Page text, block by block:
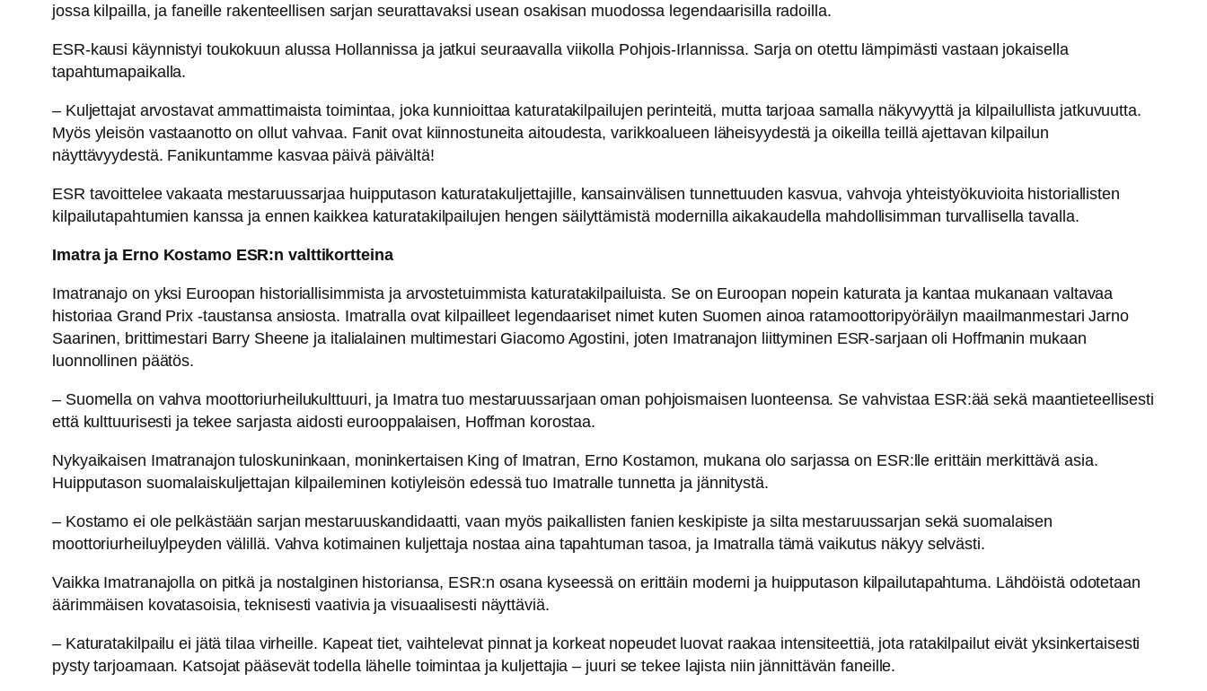
jossa kilpailla, ja faneille rakenteellisen sarjan seurattavaksi usean osakisan muodossa legendaarisilla radoilla.
ESR-kausi käynnistyi toukokuun alussa Hollannissa ja jatkui seuraavalla viikolla Pohjois-Irlannissa. Sarja on otettu lämpimästi vastaan jokaisella
tapahtumapaikalla.
– Kuljettajat arvostavat ammattimaista toimintaa, joka kunnioittaa katuratakilpailujen perinteitä, mutta tarjoaa samalla näkyvyyttä ja kilpailullista jatkuvuutta.
Myös yleisön vastaanotto on ollut vahvaa. Fanit ovat kiinnostuneita aitoudesta, varikkoalueen läheisyydestä ja oikeilla teillä ajettavan kilpailun
näyttävyydestä. Fanikuntamme kasvaa päivä päivältä!
ESR tavoittelee vakaata mestaruussarjaa huipputason katuratakuljettajille, kansainvälisen tunnettuuden kasvua, vahvoja yhteistyökuvioita historiallisten
kilpailutapahtumien kanssa ja ennen kaikkea katuratakilpailujen hengen säilyttämistä modernilla aikakaudella mahdollisimman turvallisella tavalla.
Imatra ja Erno Kostamo ESR:n valttikortteina
Imatranajo on yksi Euroopan historiallisimmista ja arvostetuimmista katuratakilpailuista. Se on Euroopan nopein katurata ja kantaa mukanaan valtavaa
historiaa Grand Prix -taustansa ansiosta. Imatralla ovat kilpailleet legendaariset nimet kuten Suomen ainoa ratamoottoripyöräilyn maailmanmestari Jarno
Saarinen, brittimestari Barry Sheene ja italialainen multimestari Giacomo Agostini, joten Imatranajon liittyminen ESR-sarjaan oli Hoffmanin mukaan
luonnollinen päätös.
– Suomella on vahva moottoriurheilukulttuuri, ja Imatra tuo mestaruussarjaan oman pohjoismaisen luonteensa. Se vahvistaa ESR:ää sekä maantieteellisesti
että kulttuurisesti ja tekee sarjasta aidosti eurooppalaisen, Hoffman korostaa.
Nykyaikaisen Imatranajon tuloskuninkaan, moninkertaisen King of Imatran, Erno Kostamon, mukana olo sarjassa on ESR:lle erittäin merkittävä asia.
Huipputason suomalaiskuljettajan kilpaileminen kotiyleisön edessä tuo Imatralle tunnetta ja jännitystä.
– Kostamo ei ole pelkästään sarjan mestaruuskandidaatti, vaan myös paikallisten fanien keskipiste ja silta mestaruussarjan sekä suomalaisen
moottoriurheiluylpeyden välillä. Vahva kotimainen kuljettaja nostaa aina tapahtuman tasoa, ja Imatralla tämä vaikutus näkyy selvästi.
Vaikka Imatranajolla on pitkä ja nostalginen historiansa, ESR:n osana kyseessä on erittäin moderni ja huipputason kilpailutapahtuma. Lähdöistä odotetaan
äärimmäisen kovatasoisia, teknisesti vaativia ja visuaalisesti näyttäviä.
– Katuratakilpailu ei jätä tilaa virheille. Kapeat tiet, vaihtelevat pinnat ja korkeat nopeudet luovat raakaa intensiteettiä, jota ratakilpailut eivät yksinkertaisesti
pysty tarjoamaan. Katsojat pääsevät todella lähelle toimintaa ja kuljettajia – juuri se tekee lajista niin jännittävän faneille.